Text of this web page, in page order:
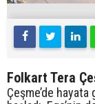
Folkart Tera
Çeşme’de